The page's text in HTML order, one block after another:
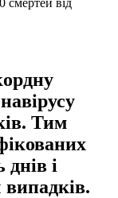
Тим
днів і